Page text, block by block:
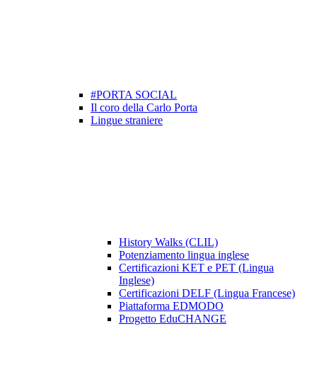
#PORTA SOCIAL
Il coro della Carlo Porta
Lingue straniere
History Walks (CLIL)
Potenziamento lingua inglese
Certificazioni KET e PET (Lingua
Inglese)
Certificazioni DELF (Lingua Francese)
Piattaforma EDMODO
Progetto EduCHANGE